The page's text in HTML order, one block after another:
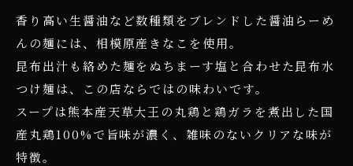
香り高い生醤油など数種類をブレンドした醤油らーめ
んの麺には、相模原産きなこを使用。
昆布出汁も絡めた麺をぬちまーす塩と合わせた昆布水
つけ麺は、この店ならではの味わいです。
スープは熊本産天草大王の丸鶏と鶏ガラを煮出した国
産丸鶏100%で旨味が濃く、雑味のないクリアな味が
特徴。